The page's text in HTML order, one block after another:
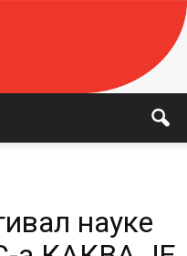
науке